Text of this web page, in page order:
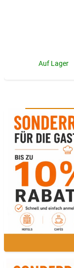
Auf Lager